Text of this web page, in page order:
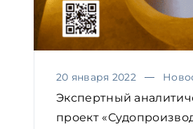
20 января 2022
Экспертный
проект